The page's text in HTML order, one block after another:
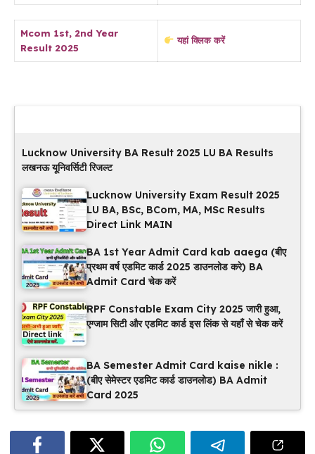
Mcom 1st, 2nd Year
Result 2025
यहां क्लिक करें
Lucknow University BA Result 2025 LU BA Results
लखनऊ यूनिवर्सिटी रिजल्ट
Lucknow University Exam Result 2025
LU BA, BSc, BCom, MA, MSc Results
Direct Link MAIN
BA 1st Year Admit Card kab aaega (बीए
प्रथम वर्ष एडमिट कार्ड 2025 डाउनलोड करे) BA
Admit Card चेक करें
RPF Constable Exam City 2025 जारी हुआ,
एग्जाम सिटी और एडमिट कार्ड इस लिंक से यहाँ से चेक करें
BA Semester Admit Card kaise nikle :
(बीए सेमेस्टर एडमिट कार्ड डाउनलोड) BA Admit
Card 2025